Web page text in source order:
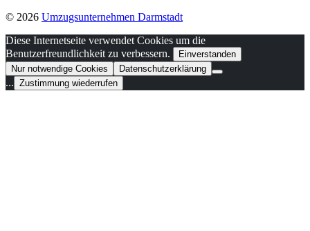
© 2026 Umzugsunternehmen Darmstadt
Diese Internetseite verwendet Cookies um die
Benutzerfreundlichkeit zu verbessern.
Einverstanden
Nur notwendige Cookies
Datenschutzerklärung
... Zustimmung wiederrufen